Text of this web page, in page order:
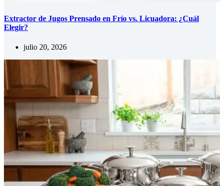
Extractor de Jugos Prensado en Frío vs. Licuadora: ¿Cuál
Elegir?
julio 20, 2026